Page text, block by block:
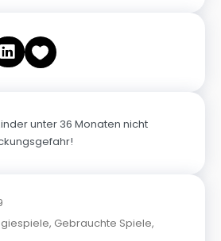
unter 36 Monaten nicht
, Gebrauchte Spiele,